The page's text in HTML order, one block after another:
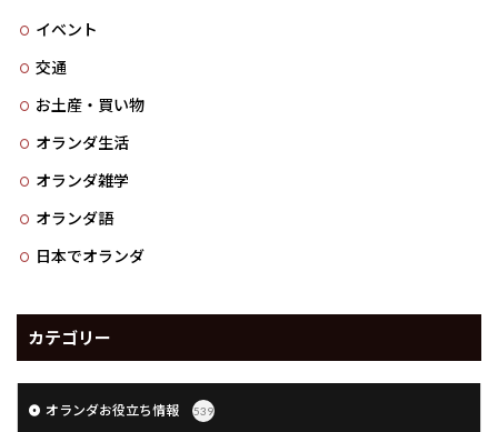
イベント
交通
お土産・買い物
オランダ生活
オランダ雑学
オランダ語
日本でオランダ
カテゴリー
オランダお役立ち情報 539